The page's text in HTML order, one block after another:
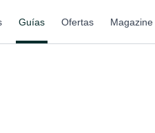
Guías Ofertas Magazine